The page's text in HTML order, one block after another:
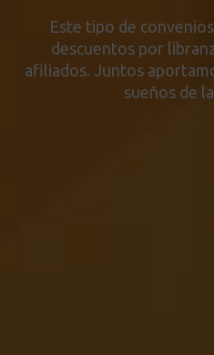
Este tipo de
descuentos por
afiliados. Juntos
sueños de